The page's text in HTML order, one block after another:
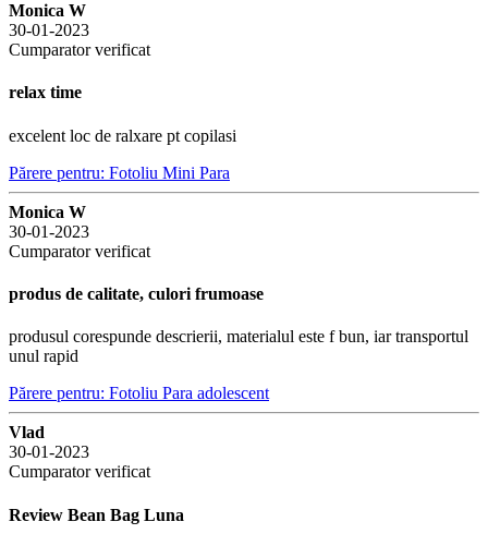
Monica W
30-01-2023
Cumparator verificat
relax time
excelent loc de ralxare pt copilasi
Părere pentru: Fotoliu Mini Para
Monica W
30-01-2023
Cumparator verificat
produs de calitate, culori frumoase
produsul corespunde descrierii, materialul este f bun, iar transportul
unul rapid
Părere pentru: Fotoliu Para adolescent
Vlad
30-01-2023
Cumparator verificat
Review Bean Bag Luna